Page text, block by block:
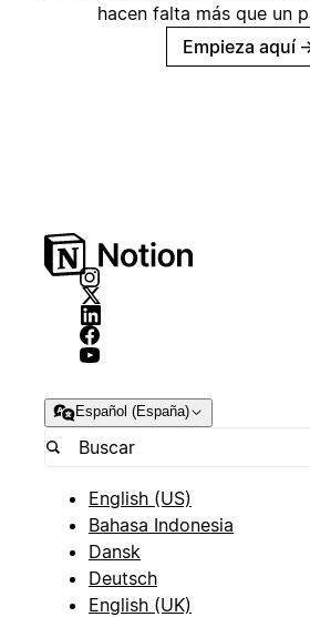
hacen falta más que un
Empieza aquí
Español (España)
English (US)
Bahasa Indonesia
Dansk
Deutsch
English (UK)